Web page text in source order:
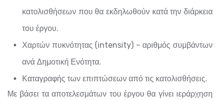
κατολισθήσεων που θα εκδηλωθούν κατά την διάρκεια
του έργου.
Χαρτών πυκνότητας (intensity) – αριθμός συμβάντων
ανά Δημοτική Ενότητα.
Καταγραφής των επιπτώσεων από τις κατολισθήσεις.
Με βάσει τα αποτελεσμάτων του έργου θα γίνει ιεράρχηση